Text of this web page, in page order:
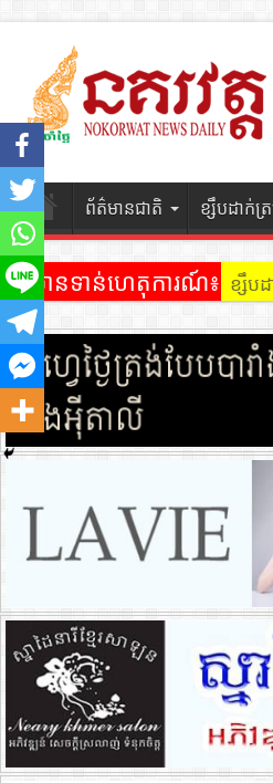
ព័ត៌មានជាតិ ខ្សឹបដាក់ត្
ព័ត៌មានទាន់ហេតុការណ៍៖ ខ្សឹប